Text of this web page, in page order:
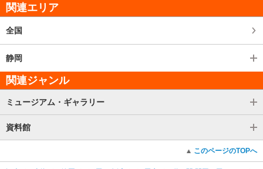
関連エリア
全国
静岡
関連ジャンル
ミュージアム・ギャラリー
資料館
このページのTOPへ